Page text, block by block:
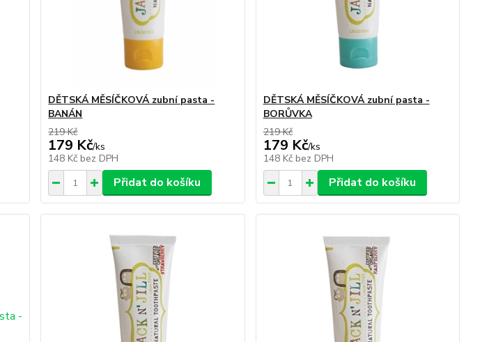
DĚTSKÁ MĚSÍČKOVÁ zubní pasta -
BANÁN
219 Kč
179 Kč/ks
148 Kč bez DPH
Přidat do košíku
DĚTSKÁ MĚSÍČKOVÁ zubní pasta -
BORŮVKA
219 Kč
179 Kč/ks
148 Kč bez DPH
Přidat do košíku